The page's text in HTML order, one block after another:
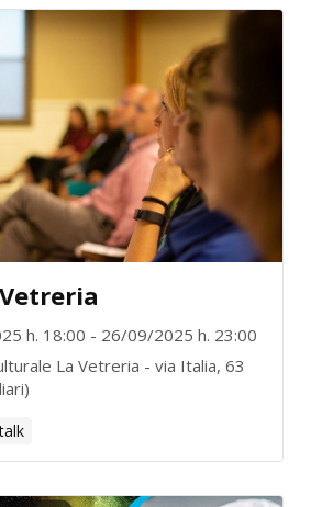
h. 18:00 - 26/09/2025 h. 23:00
La Vetreria - via Italia, 63
talk